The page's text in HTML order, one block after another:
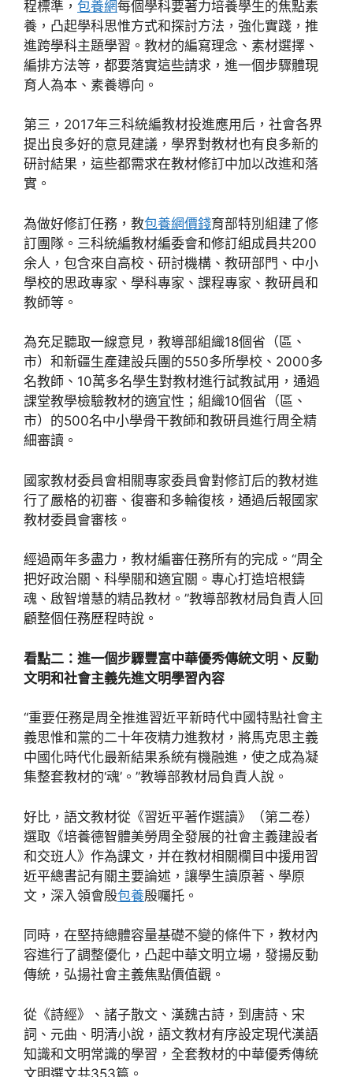
程標準， 包養網每個學科要著力培養學生的焦點素
養，凸起學科思惟方式和探討方法，強化實踐，推
進跨學科主題學習。教材的編寫理念、素材選擇、
編排方法等，都要落實這些請求，進一個步驟體現
育人為本、素養導向。
第三，2017年三科統編教材投進應用后，社會各界
提出良多好的意見建議，學界對教材也有良多新的
研討結果，這些都需求在教材修訂中加以改進和落
實。
為做好修訂任務，教包養網價錢育部特別組建了修
訂團隊。三科統編教材編委會和修訂組成員共200
余人，包含來自高校、研討機構、教研部門、中小
學校的思政專家、學科專家、課程專家、教研員和
教師等。
為充足聽取一線意見，教導部組織18個省（區、
市）和新疆生產建設兵團的550多所學校、2000多
名教師、10萬多名學生對教材進行試教試用，通過
課堂教學檢驗教材的適宜性；組織10個省（區、
市）的500名中小學骨干教師和教研員進行周全精
細審讀。
國家教材委員會相關專家委員會對修訂后的教材進
行了嚴格的初審、復審和多輪復核，通過后報國家
教材委員會審核。
經過兩年多盡力，教材編審任務所有的完成。“周全
把好政治關、科學關和適宜關。專心打造培根鑄
魂、啟智增慧的精品教材。”教導部教材局負責人回
顧整個任務歷程時說。
看點二：進一個步驟豐富中華優秀傳統文明、反動
文明和社會主義先進文明學習內容
“重要任務是周全推進習近平新時代中國特點社會主
義思惟和黨的二十年夜精力進教材，將馬克思主義
中國化時代化最新結果系統有機融進，使之成為凝
集整套教材的‘魂’。”教導部教材局負責人說。
好比，語文教材從《習近平著作選讀》（第二卷）
選取《培養德智體美勞周全發展的社會主義建設者
和交班人》作為課文，并在教材相關欄目中援用習
近平總書記有關主要論述，讓學生讀原著、學原
文，深入領會殷包養殷囑托。
同時，在堅持總體容量基礎不變的條件下，教材內
容進行了調整優化，凸起中華文明立場，發揚反動
傳統，弘揚社會主義焦點價值觀。
從《詩經》、諸子散文、漢魏古詩，到唐詩、宋
詞、元曲、明清小說，語文教材有序設定現代漢語
知識和文明常識的學習，全套教材的中華優秀傳統
文明選文共353篇。